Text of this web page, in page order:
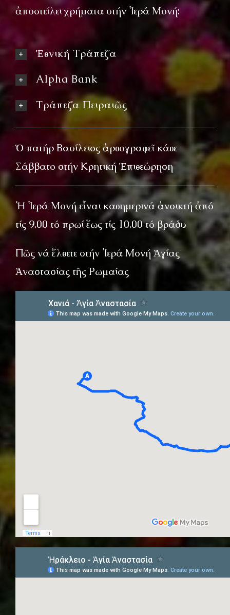
ἀποστείλει χρήματα στήν Ἱερά Μονή:
Ἐθνική Τράπεζα
Alpha Bank
Τράπεζα Πειραιῶς
Ὁ πατήρ Βασίλειος ἀρθογραφεῖ κάθε
Σάββατο στήν Κρητική Ἐπιθεώρηση
Ἡ Ἱερά Μονή εἶναι καθημερινά ἀνοικτή ἀπό
τίς 9.00 τό πρωί ἕως τίς 10.00 τό βράδυ
Πῶς νά ἔλθετε στήν Ἱερά Μονή Ἁγίας
Ἀναστασίας τῆς Ρωμαίας